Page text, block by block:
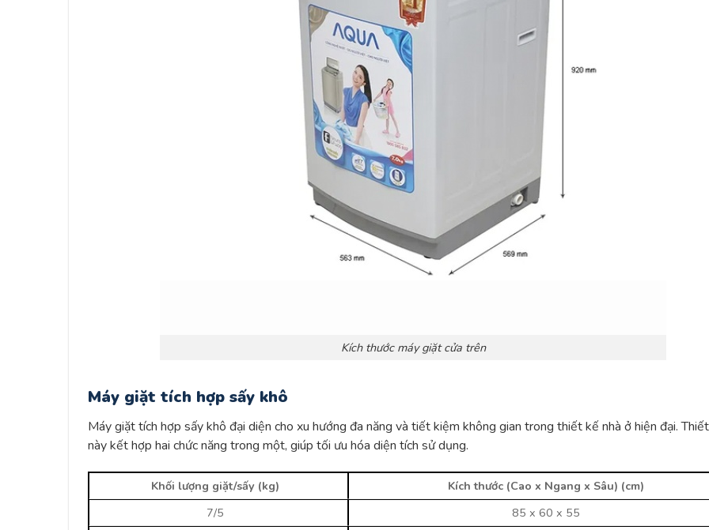
Kích thước máy giặt cửa trên
Máy giặt tích hợp sấy khô
Máy giặt tích hợp sấy khô đại diện cho xu hướng đa năng và tiết kiệm không gian trong thiết kế nhà ở hiện đại.
này kết hợp hai chức năng trong một, giúp tối ưu hóa diện tích sử dụng.
Khối lượng giặt/sấy (kg)
Kích thước (Cao x Ngang x Sâu) (cm)
7/5
85 x 60 x 55